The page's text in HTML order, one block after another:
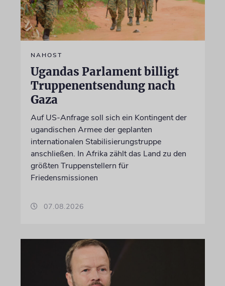
NAHOST
Ugandas Parlament billigt
Truppenentsendung nach
Gaza
Auf US-Anfrage soll sich ein Kontingent der
ugandischen Armee der geplanten
internationalen Stabilisierungstruppe
anschließen. In Afrika zählt das Land zu den
größten Truppenstellern für
Friedensmissionen
07.08.2026